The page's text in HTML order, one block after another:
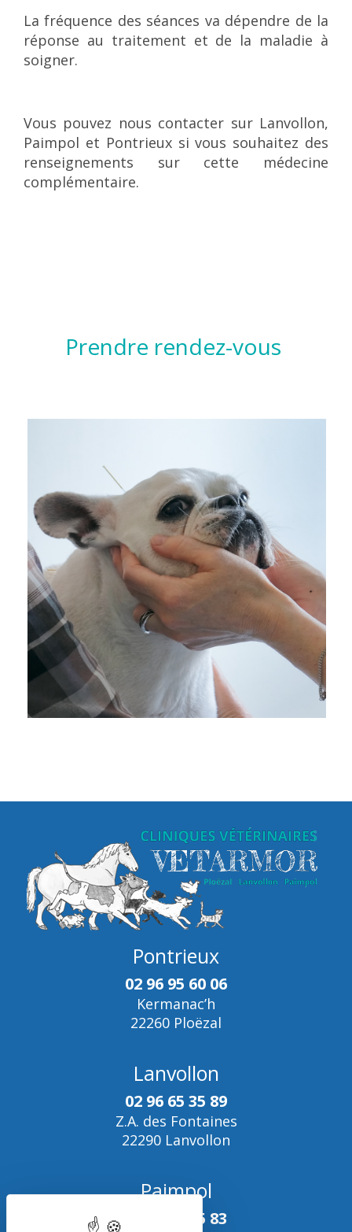
La fréquence des séances va dépendre de la
réponse au traitement et de la maladie à
soigner.
Vous pouvez nous contacter sur Lanvollon,
Paimpol et Pontrieux si vous souhaitez des
renseignements sur cette médecine
complémentaire.
Prendre rendez-vous
Pontrieux
02 96 95 60 06
Kermanac’h
22260 Ploëzal
Lanvollon
02 96 65 35 89
Z.A. des Fontaines
22290 Lanvollon
Paimpol
02 96 95 35 83